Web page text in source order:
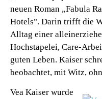
neuen Roman „Fabula
Hotels". Darin trifft die
Alltag einer
Hochstapelei, Care-
guten Leben. Kaiser
beobachtet, mit Witz,
Vea Kaiser wurde